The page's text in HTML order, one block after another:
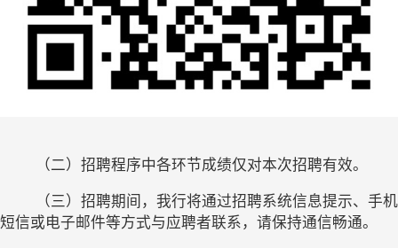
（二）招聘程序中各环节成绩仅对本次招聘有效。
（三）招聘期间，我行将通过招聘系统信息提示、手机
短信或电子邮件等方式与应聘者联系，请保持通信畅通。